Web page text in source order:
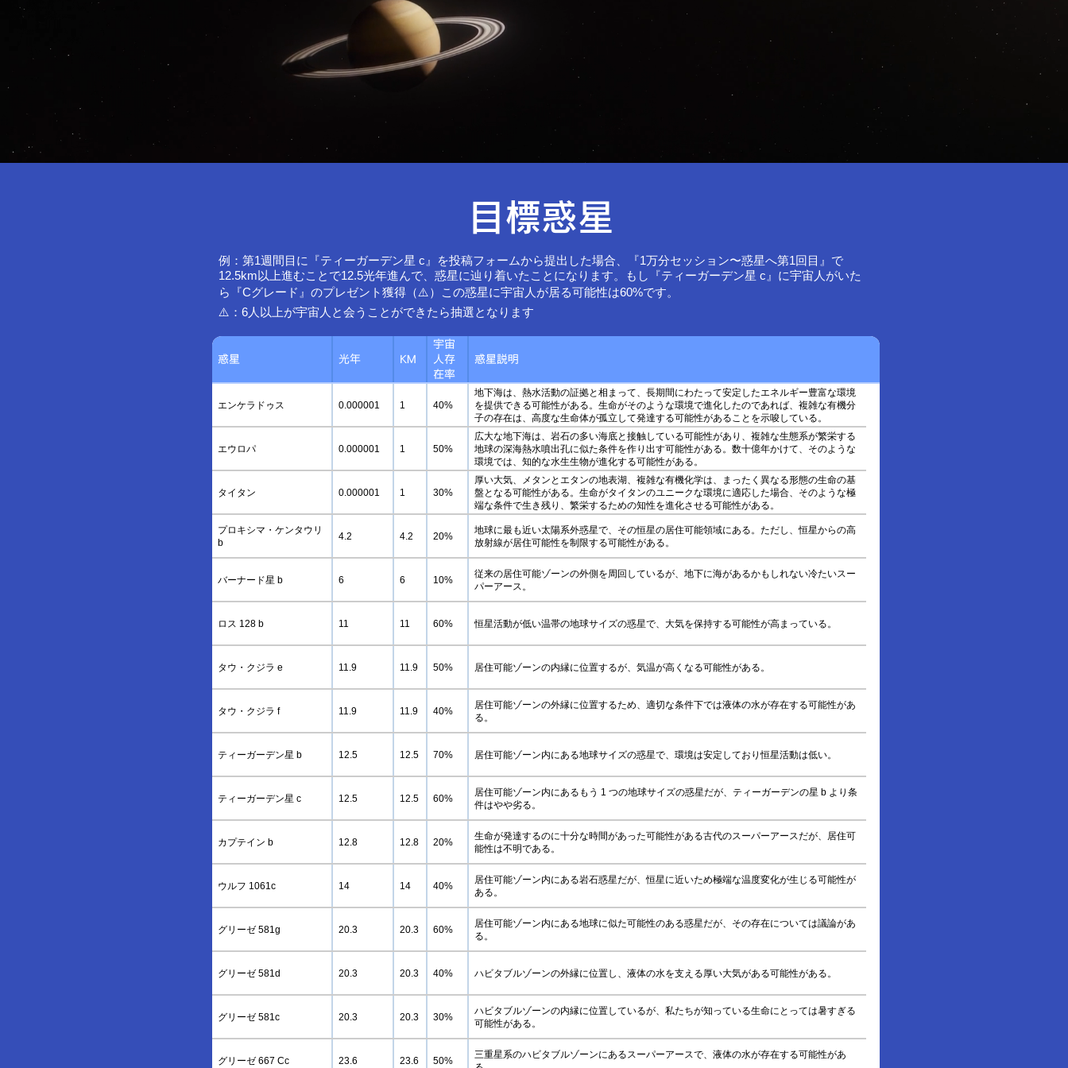
​目標惑星
例：第1週間目に『ティーガーデン星 c』を投稿フォームから提出した場合、『1万分セッション〜惑星へ第1回目』で
12.5km以上進むことで12.5光年進んで、惑星に辿り着いたことになります。もし『ティーガーデン星 c』に宇宙人がいた
ら『Cグレード』のプレゼント獲得（⚠️）この惑星に宇宙人が居る可能性は60%です。
⚠️：6人以上が宇宙人と会うことができたら抽選となります
惑星 光年 KM
宇宙
人存
在率
惑星説明
エンケラドゥス 0.000001 1 40%
地下海は、熱水活動の証拠と相まって、長期間にわたって安定したエネルギー豊富な環境
を提供できる可能性がある。生命がそのような環境で進化したのであれば、複雑な有機分
子の存在は、高度な生命体が孤立して発達する可能性があることを示唆している。
エウロパ 0.000001 1 50%
広大な地下海は、岩石の多い海底と接触している可能性があり、複雑な生態系が繁栄する
地球の深海熱水噴出孔に似た条件を作り出す可能性がある。数十億年かけて、そのような
環境では、知的な水生生物が進化する可能性がある。
タイタン 0.000001 1 30%
厚い大気、メタンとエタンの地表湖、複雑な有機化学は、まったく異なる形態の生命の基
盤となる可能性がある。生命がタイタンのユニークな環境に適応した場合、そのような極
端な条件で生き残り、繁栄するための知性を進化させる可能性がある。
プロキシマ・ケンタウリ
b
4.2 4.2 20%
地球に最も近い太陽系外惑星で、その恒星の居住可能領域にある。ただし、恒星からの高
放射線が居住可能性を制限する可能性がある。
バーナード星 b 6 6 10%
従来の居住可能ゾーンの外側を周回しているが、地下に海があるかもしれない冷たいスー
パーアース。
ロス 128 b 11 11 60% 恒星活動が低い温帯の地球サイズの惑星で、大気を保持する可能性が高まっている。
タウ・クジラ e 11.9 11.9 50% 居住可能ゾーンの内縁に位置するが、気温が高くなる可能性がある。
タウ・クジラ f 11.9 11.9 40%
居住可能ゾーンの外縁に位置するため、適切な条件下では液体の水が存在する可能性があ
る。
ティーガーデン星 b 12.5 12.5 70% 居住可能ゾーン内にある地球サイズの惑星で、環境は安定しており恒星活動は低い。
ティーガーデン星 c 12.5 12.5 60%
居住可能ゾーン内にあるもう 1 つの地球サイズの惑星だが、ティーガーデンの星 b より条
件はやや劣る。
カプテイン b 12.8 12.8 20%
生命が発達するのに十分な時間があった可能性がある古代のスーパーアースだが、居住可
能性は不明である。
ウルフ 1061c 14 14 40%
居住可能ゾーン内にある岩石惑星だが、恒星に近いため極端な温度変化が生じる可能性が
ある。
グリーゼ 581g 20.3 20.3 60%
居住可能ゾーン内にある地球に似た可能性のある惑星だが、その存在については議論があ
る。
グリーゼ 581d 20.3 20.3 40% ハビタブルゾーンの外縁に位置し、液体の水を支える厚い大気がある可能性がある。
グリーゼ 581c 20.3 20.3 30%
ハビタブルゾーンの内縁に位置しているが、私たちが知っている生命にとっては暑すぎる
可能性がある。
グリーゼ 667 Cc 23.6 23.6 50%
三重星系のハビタブルゾーンにあるスーパーアースで、液体の水が存在する可能性があ